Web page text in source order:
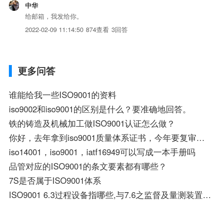
中华
给邮箱，我发给你。
2022-02-09 11:14:50 874查看 3回答
更多问答
谁能给我一些ISO9001的资料
iso9002和iso9001的区别是什么？要准确地回答。
铁的铸造及机械加工做ISO9001认证怎么做？
你好，去年拿到iso9001质量体系证书，今年要复审么？费用一般多少呀？
iso14001，iso9001，iatf16949可以写成一本手册吗
品管对应的ISO9001的条文要素都有哪些？
7S是否属于ISO9001体系
ISO9001 6.3过程设备指哪些,与7.6之监督及量测装置如何区分？